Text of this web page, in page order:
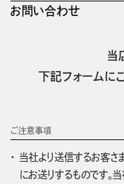
お問い合わせ
当
下記フォームに
ご注意事項
当社より送信するお客さ
にお送りするものです。